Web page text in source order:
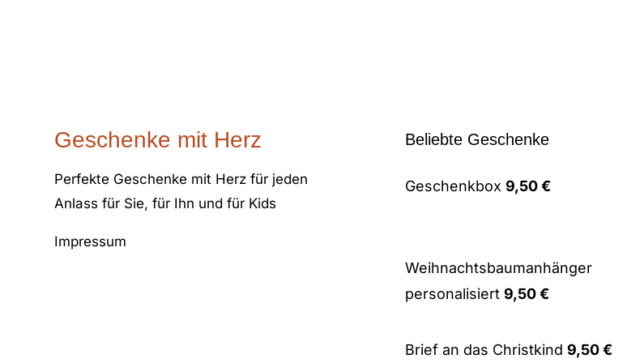
Geschenke mit Herz
Perfekte Geschenke mit Herz für jeden
Anlass für Sie, für Ihn und für Kids
Impressum
Beliebte Geschenke
Geschenkbox 9,50€
Weihnachtsbaumanhänger
personalisiert 9,50€
Brief an das Christkind 9,50€